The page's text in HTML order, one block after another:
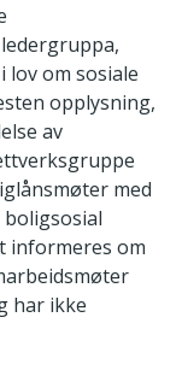
om sosiale
opplysning,
av
med
informeres om
har ikke